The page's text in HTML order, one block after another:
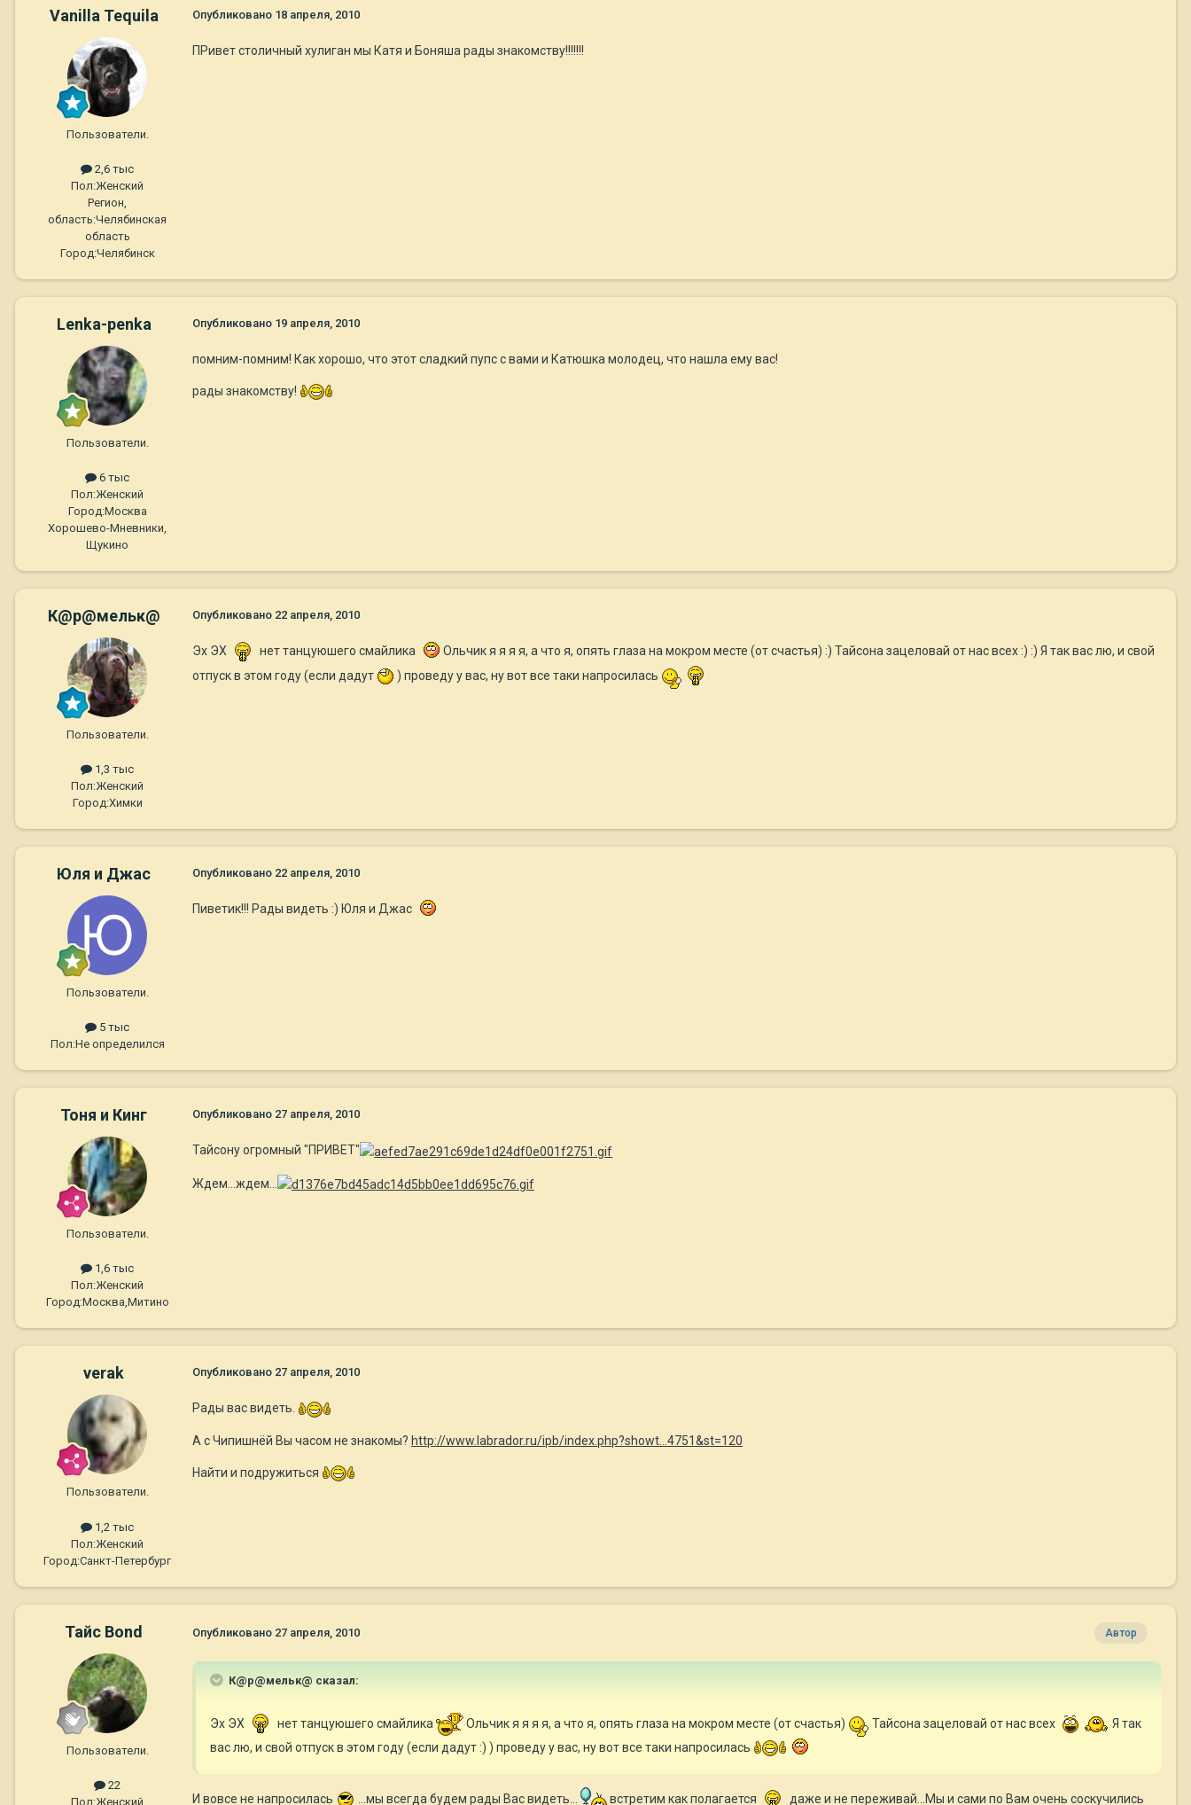
Vanilla Tequila
Пользователи.
2,6 тыс
Пол:Женский
Регион,
область:Челябинская
область
Город:Челябинск
Опубликовано 18 апреля, 2010
ПРивет столичный хулиган мы Катя и Боняша рады знакомству!!!!!!!
Lenka-penka
Пользователи.
6 тыс
Пол:Женский
Город:Москва
Хорошево-Мневники,
Щукино
Опубликовано 19 апреля, 2010
помним-помним! Как хорошо, что этот сладкий пупс с вами и Катюшка молодец, что нашла ему вас!
рады знакомству!
К@р@мельк@
Пользователи.
1,3 тыс
Пол:Женский
Город:Химки
Опубликовано 22 апреля, 2010
Эх ЭХ нет танцуюшего смайлика
Ольчик я я я я, а что я, опять глаза на мокром месте (от счастья) :) Тайсона зацеловай от нас всех :) :) Я так вас лю, и свой
отпуск в этом году (если дадут
) проведу у вас, ну вот все таки напросилась
Юля и Джас
Пользователи.
5 тыс
Пол:Не определился
Опубликовано 22 апреля, 2010
Пиветик!!! Рады видеть :) Юля и Джас
Тоня и Кинг
Пользователи.
1,6 тыс
Пол:Женский
Город:Москва,Митино
Опубликовано 27 апреля, 2010
Тайсону огромный "ПРИВЕТ"
Ждем...ждем...
verak
Пользователи.
1,2 тыс
Пол:Женский
Город:Санкт-Петербург
Опубликовано 27 апреля, 2010
Рады вас видеть.
А с Чипишнёй Вы часом не знакомы? http://www.labrador.ru/ipb/index.php?showt...4751&st=120
Найти и подружиться
Тайс Bond
Пользователи.
22
Пол:Женский
Автор
Опубликовано 27 апреля, 2010
К@р@мельк@ сказал:
Эх ЭХ нет танцуюшего смайлика Ольчик я я я я, а что я, опять глаза на мокром месте (от счастья) Тайсона зацеловай от нас всех
Я так
вас лю, и свой отпуск в этом году (если дадут :) ) проведу у вас, ну вот все таки напросилась
И вовсе не напросилась ...мы всегда будем рады Вас видеть... встретим как полагается даже и не переживай...Мы и сами по Вам очень соскучились